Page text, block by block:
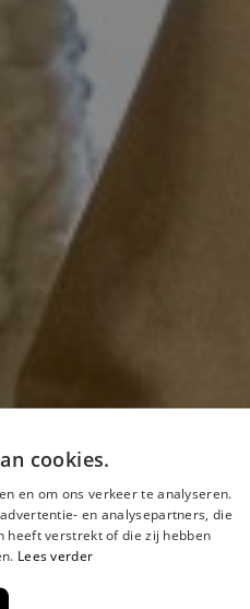
cookies.
en om ons verkeer te analyseren.
en analysepartners, die
heeft verstrekt of die zij hebben
Lees verder